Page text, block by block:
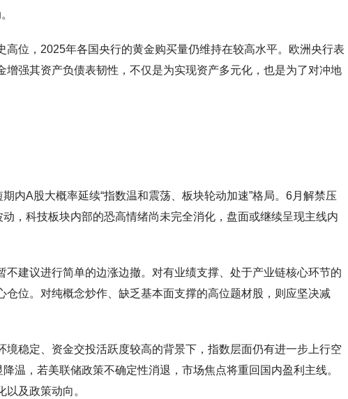
位，2025年各国央行的黄金购买量仍维持在较高水平。欧洲央行表
强其资产负债表韧性，不仅是为实现资产多元化，也是为了对冲地
内A股大概率延续“指数温和震荡、板块轮动加速”格局。6月解禁压
，科技板块内部的恐高情绪尚未完全消化，盘面或继续呈现主线内
建议进行简单的边涨边撤。对有业绩支撑、处于产业链核心环节的
位。对纯概念炒作、缺乏基本面支撑的高位题材股，则应坚决减
稳定、资金交投活跃度较高的背景下，指数层面仍有进一步上行空
温，若美联储政策不确定性消退，市场焦点将重回国内盈利主线。
及政策动向。